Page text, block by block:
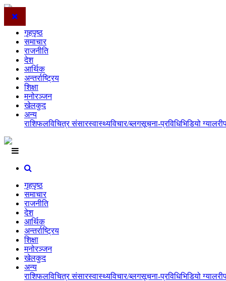
गृहपृष्ठ
समाचार
राजनीति
देश
आर्थिक
अन्तर्राष्ट्रिय
शिक्षा
मनोरञ्जन
खेलकुद
अन्य
राशिफलविचित्र संसारस्वास्थ्यविचार/ब्लगसूचना-प्रविधिभिडियो ग्यालरी
गृहपृष्ठ
समाचार
राजनीति
देश
आर्थिक
अन्तर्राष्ट्रिय
शिक्षा
मनोरञ्जन
खेलकुद
अन्य
राशिफलविचित्र संसारस्वास्थ्यविचार/ब्लगसूचना-प्रविधिभिडियो ग्यालरी